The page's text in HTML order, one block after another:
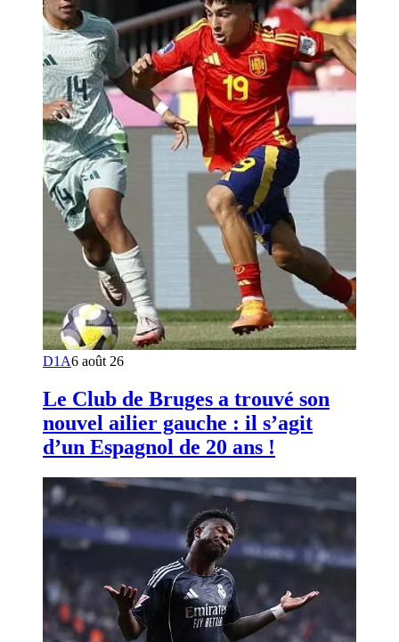
D1A6 août 26
Le Club de Bruges a trouvé son
nouvel ailier gauche : il s’agit
d’un Espagnol de 20 ans !